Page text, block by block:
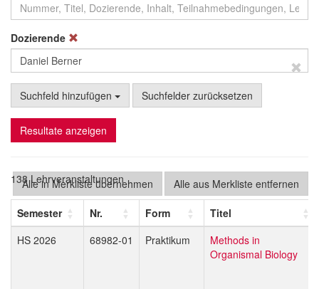
Dozierende
Suchfeld hinzufügen Suchfelder zurücksetzen
Resultate anzeigen
Alle aus Merkliste entfernen
Alle in Merkliste übernehmen
138 Lehrveranstaltungen
Semester Nr. Form
Titel
HS 2026
68982-01 Praktikum
Methods in
Organismal Biology